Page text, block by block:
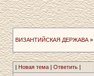
ВИЗАНТИЙСКАЯ ДЕРЖАВА»
| Новая тема|Ответить|